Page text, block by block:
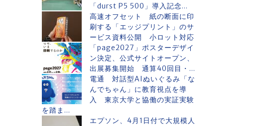
「durst P5 500」導入記念...
高速オフセット 紙の断面に印
刷する「エッジプリント」のサ
ービス資料公開 小ロット対応
「page2027」ポスターデザイ
ン決定、公式サイトオープン、
出展募集開始 通算40回目・...
電通 対話型AIぬいぐるみ「な
んでちゃん」に教育視点を導
入 東京大学と協働の実証実験
を踏ま...
エプソン、4月1日付で大規模人